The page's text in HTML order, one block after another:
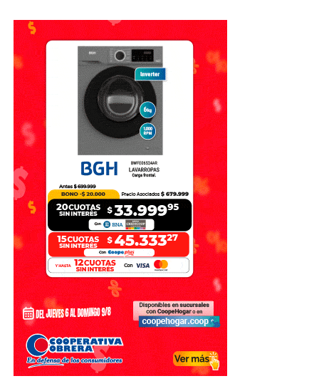
De esta manera, la ley finalmente aprobada quedó limitada
a los capítulos que lograron reunir el respaldo necesario
en el Senado.
Con información de Sin Mordaza